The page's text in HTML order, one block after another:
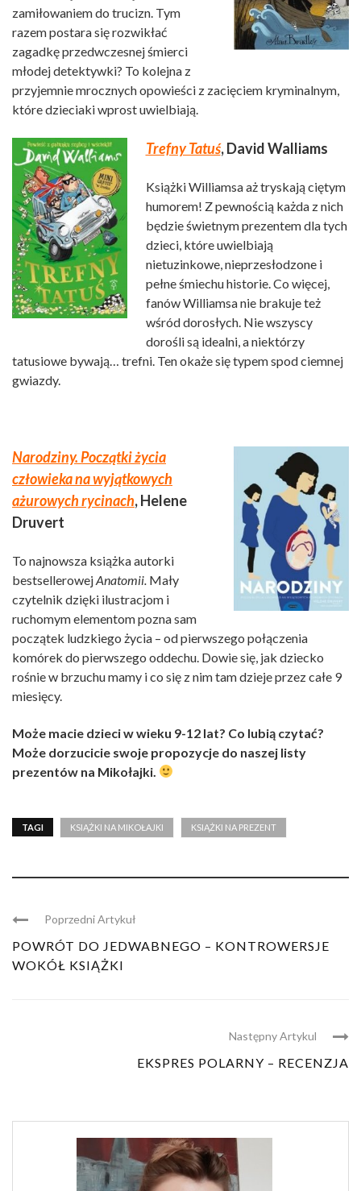
zamiłowaniem do trucizn. Tym
razem postara się rozwikłać
zagadkę przedwczesnej śmierci
młodej detektywki? To kolejna z
przyjemnie mrocznych opowieści z zacięciem kryminalnym,
które dzieciaki wprost uwielbiają.
Trefny Tatuś, David Walliams
Książki Williamsa aż tryskają ciętym
humorem! Z pewnością każda z nich
będzie świetnym prezentem dla tych
dzieci, które uwielbiają
nietuzinkowe, nieprzesłodzone i
pełne śmiechu historie. Co więcej,
fanów Williamsa nie brakuje też
wśród dorosłych. Nie wszyscy
dorośli są idealni, a niektórzy
tatusiowe bywają… trefni. Ten okaże się typem spod ciemnej
gwiazdy.
Narodziny. Początki życia
człowieka na wyjątkowych
ażurowych rycinach, Helene
Druvert
To najnowsza książka autorki
bestsellerowejAnatomii. Mały
czytelnik dzięki ilustracjom i
ruchomym elementom pozna sam
początek ludzkiego życia – od pierwszego połączenia
komórek do pierwszego oddechu. Dowie się, jak dziecko
rośnie w brzuchu mamy i co się z nim tam dzieje przez całe 9
miesięcy.
Może macie dzieci w wieku 9-12 lat? Co lubią czytać?
Może dorzucicie swoje propozycje do naszej listy
prezentów na Mikołajki.
TAGI KSIĄŻKI NA MIKOŁAJKI KSIĄŻKI NA PREZENT
Poprzedni Artykuł
POWRÓT DO JEDWABNEGO – KONTROWERSJE
WOKÓŁ KSIĄŻKI
Następny Artykul
EKSPRES POLARNY – RECENZJA